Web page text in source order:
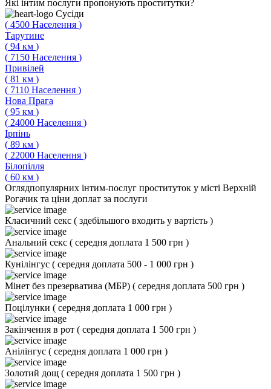
Які інтим послуги пропонують проститутки?
Сусіди
( 4500 Населення )
Тарутине
( 94 км )
( 7150 Населення )
Привілей
( 81 км )
( 7110 Населення )
Нова Прага
( 95 км )
( 24000 Населення )
Ірпінь
( 89 км )
( 22000 Населення )
Білопілля
( 60 км )
Оглядпопулярних інтим-послуг проституток у місті Верхній
Рогачик та ціни доплат за послуги
Класичний секс ( здебільшого входить у вартість )
Анальний секс ( середня доплата 1 500 грн )
Кунілінгус ( середня доплата 500 - 1 000 грн )
Мінет без презерватива (МБР) ( середня доплата 500 грн )
Поцілунки ( середня доплата 1 000 грн )
Закінчення в рот ( середня доплата 1 500 грн )
Анілінгус ( середня доплата 1 000 грн )
Золотий дощ ( середня доплата 1 500 грн )